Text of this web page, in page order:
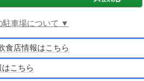
駐車場について ▼
食店情報はこちら
こちら